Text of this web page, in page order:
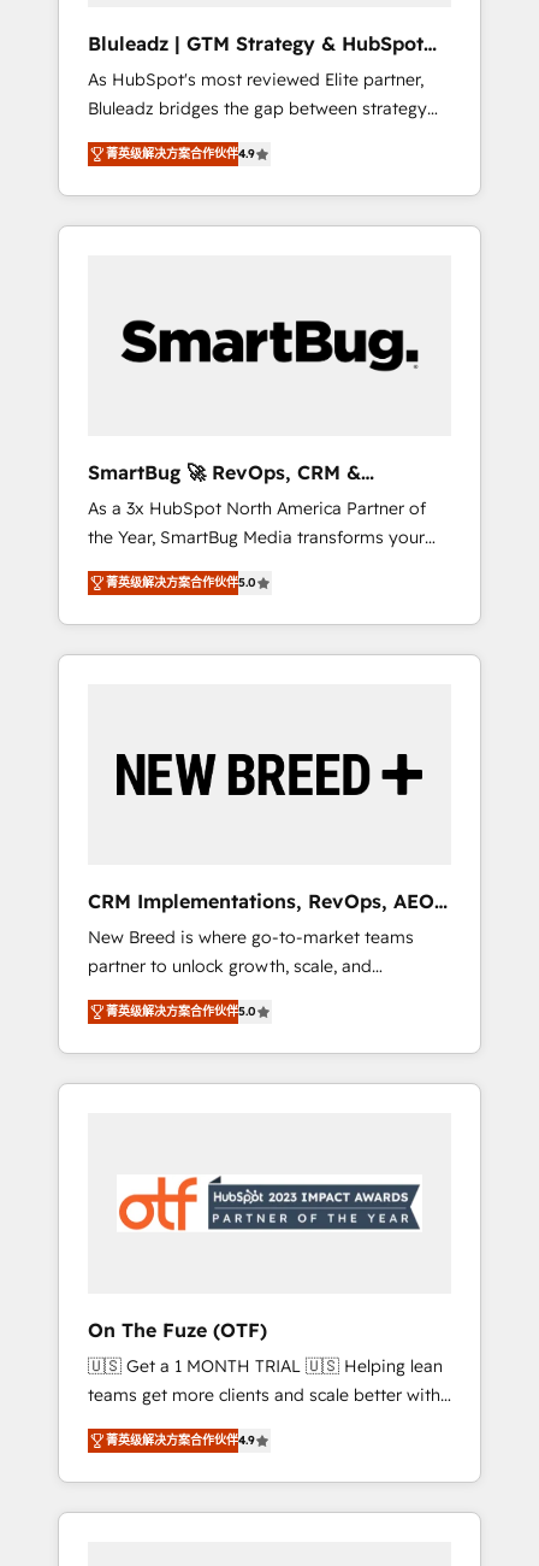
HubSpot beyond standard configurations. -
AI-FIRST- AI across customer-facing
operations to accelerate decisions,
streamline processes, and unlock efficiency
at scale. From predictive intelligence to
conversational AI, we turn data into action
and automation into competitive advantage.
Bluleadz | GTM Strategy & HubSpot
Implementation
As HubSpot's most reviewed Elite partner,
Bluleadz bridges the gap between strategy
and execution. We don't just "set up tools" —
we install the GTM Operating System (GTM
OS) to align your leadership and engineer a
portal that drives predictable revenue
and Story to stop "accelerating a mess." ⚙️
Elite Engineering & AI Scalable Architecture:
agents, and high-integrity migrations for total
reporting clarity. Security & Compliance: SOC
2 Type I and HIPAA attested for enterprise-
grade data security. 🏆 Why Bluleadz? GTM
OS Partner | 16+ Years Experience | 1,000+
Five-Star Reviews
菁英级解决方案合作伙伴4.9
SmartBug 🚀 RevOps, CRM &
Integration Experts
As a 3x HubSpot North America Partner of
the Year, SmartBug Media transforms your
customer lifecycle into a revenue engine. Our
unified ecosystem includes specialized
divisions Globalia (AI & Software) and Point
Success Media (Paid Media), making this the
by Globalia’s technical development team. -
19 HubSpot-certified trainers to drive
deployment of Breeze AI and custom agents
to automate growth. 🏆 Elite Excellence - 8
platform accreditations and deep HIPAA-
compliance expertise. - A team of 250+
experts dedicated to your resilient growth.
菁英级解决方案合作伙伴5.0
CRM Implementations, RevOps, AEO
+ Web, Demand Gen
New Breed is where go-to-market teams
partner to unlock growth, scale, and
transformation. We help companies activate
HubSpot’s AI-powered customer platform
and operationalize HubSpot’s Loop
Marketing framework through expert-led
Hubs to your buyer journey for clean data,
scalability, & reporting. 🎯Demand Gen &
UX, messaging, & conversion strategy that
drive results. 🤖AI Strategy: Activate Breeze
Agents, configure HubSpot AI, & maximize
AEO with tailored AI services. 🧩Integrations:
Extend HubSpot with custom integrations,
hosting, & maintenance. As HubSpot’s only
Elite Partner with all 8 Accreditations and a 3×
菁英级解决方案合作伙伴5.0
On The Fuze (OTF)
🇺🇸 Get a 1 MONTH TRIAL 🇺🇸 Helping lean
teams get more clients and scale better with
our HubSpot Consulting & 'Done For You'
Services. 🚀 Who We Work With 🚀 We help
lean, growing companies: - Win more
business - Reduce no-shows - Improve lead
菁英级解决方案合作伙伴4.9